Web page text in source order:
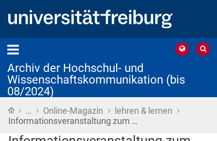
Archiv der Hochschul- und
Wissenschaftskommunikation (bis
08/2024)
Startseite
› … › Online-Magazin › lehren & lernen ›
Informationsveranstaltung zum …